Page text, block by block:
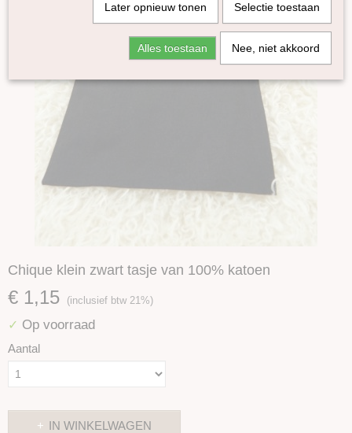
Chique klein zwart tasje van 100% katoen
€ 1,15 (inclusief btw 21%)
✓ Op voorraad
Aantal
IN WINKELWAGEN
Later opnieuw tonen Selectie toestaan
Alles toestaan Nee, niet akkoord